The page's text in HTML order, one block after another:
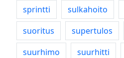
sprintti
sulkahoito
suoritus
supertulos
suurhimo
suurhitti